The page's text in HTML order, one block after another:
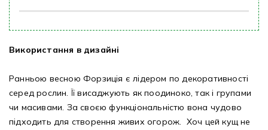
Використання в дизайні
Ранньою весною Форзиція є лідером по декоративності
серед рослин. Її висаджують як поодиноко, так і групами
чи масивами. За своєю функціональністю вона чудово
підходить для створення живих огорож. Хоч цей кущ не